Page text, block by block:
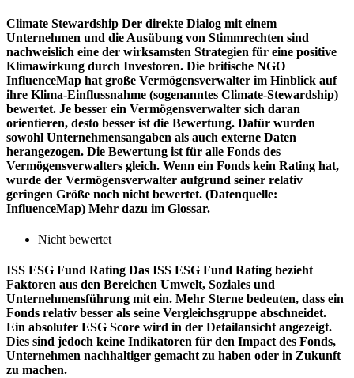
Climate Stewardship Der direkte Dialog mit einem
Unternehmen und die Ausübung von Stimmrechten sind
nachweislich eine der wirksamsten Strategien für eine positive
Klimawirkung durch Investoren. Die britische NGO
InfluenceMap hat große Vermögensverwalter im Hinblick auf
ihre Klima-Einflussnahme (sogenanntes Climate-Stewardship)
bewertet. Je besser ein Vermögensverwalter sich daran
orientieren, desto besser ist die Bewertung. Dafür wurden
sowohl Unternehmensangaben als auch externe Daten
herangezogen. Die Bewertung ist für alle Fonds des
Vermögensverwalters gleich. Wenn ein Fonds kein Rating hat,
wurde der Vermögensverwalter aufgrund seiner relativ
geringen Größe noch nicht bewertet. (Datenquelle:
InfluenceMap) Mehr dazu im Glossar.
Nicht bewertet
ISS ESG Fund Rating Das ISS ESG Fund Rating bezieht
Faktoren aus den Bereichen Umwelt, Soziales und
Unternehmensführung mit ein. Mehr Sterne bedeuten, dass ein
Fonds relativ besser als seine Vergleichsgruppe abschneidet.
Ein absoluter ESG Score wird in der Detailansicht angezeigt.
Dies sind jedoch keine Indikatoren für den Impact des Fonds,
Unternehmen nachhaltiger gemacht zu haben oder in Zukunft
zu machen.